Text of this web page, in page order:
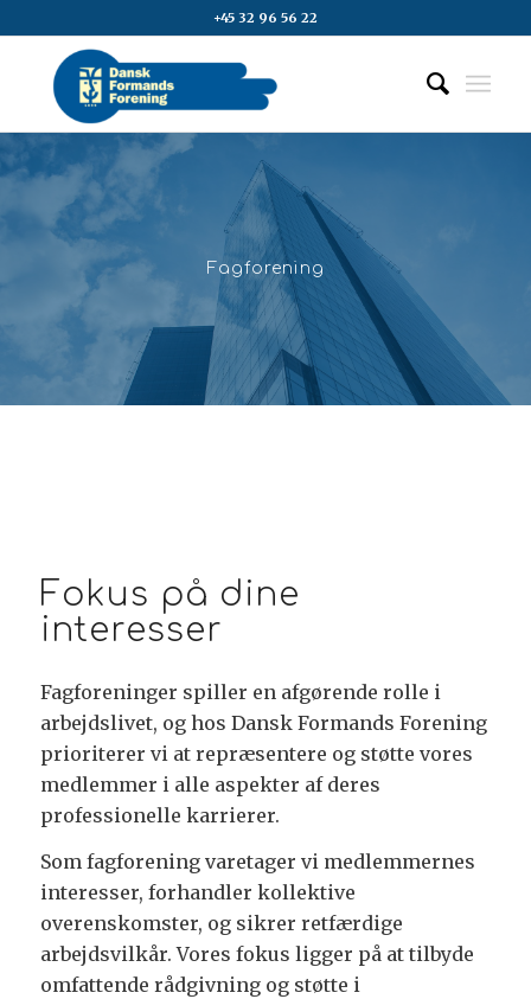
+45 32 96 56 22
Fagforening
Fokus på dine
interesser
Fagforeninger spiller en afgørende rolle i
arbejdslivet, og hos Dansk Formands Forening
prioriterer vi at repræsentere og støtte vores
medlemmer i alle aspekter af deres
professionelle karrierer.
Som fagforening varetager vi medlemmernes
interesser, forhandler kollektive
overenskomster, og sikrer retfærdige
arbejdsvilkår. Vores fokus ligger på at tilbyde
omfattende rådgivning og støtte i